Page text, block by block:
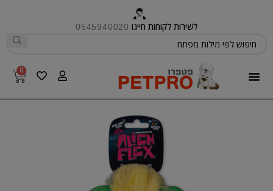
לשירות לקוחות חייגו 0545940020
0